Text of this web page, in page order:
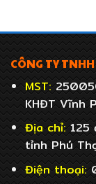
CÔNG TY
MST:
KHĐT Vĩnh
Địa chỉ:125
tỉnh Phú
Điện thoại: